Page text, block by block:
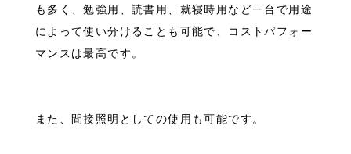
も多く、勉強用、読書用、就寝時用など一台で用途
によって使い分けることも可能で、コストパフォー
マンスは最高です。
また、間接照明としての使用も可能です。